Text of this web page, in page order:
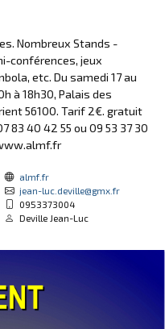
Nombreux Stands -
conférences, jeux
etc. Du samedi 17 au
à 18h30, Palais des
56100. Tarif 2€. gratuit
83 40 42 55 ou 09 53 37 30
almf.fr
jean-luc.deville@gmx.fr
0953373004
Deville Jean-Luc